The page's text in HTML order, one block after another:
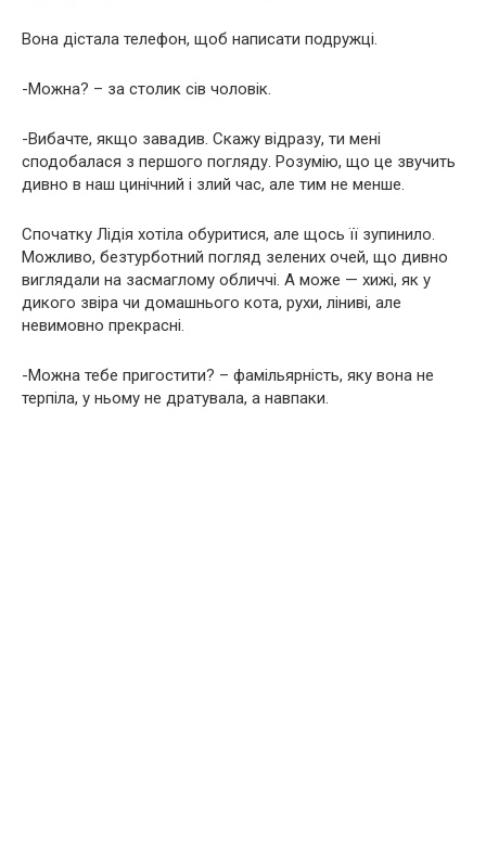
Вона дістала телефон, щоб написати подружці.
-Можна? – за столик сів чоловік.
-Вибачте, якщо завадив. Скажу відразу, ти мені
сподобалася з першого погляду. Розумію, що це звучить
дивно в наш цинічний і злий час, але тим не менше.
Спочатку Лідія хотіла обуритися, але щось її зупинило.
Можливо, безтурботний погляд зелених очей, що дивно
виглядали на засмаглому обличчі. А може — хижі, як у
дикого звіра чи домашнього кота, рухи, ліниві, але
невимовно прекрасні.
-Можна тебе пригостити? – фамільярність, яку вона не
терпіла, у ньому не дратувала, а навпаки.